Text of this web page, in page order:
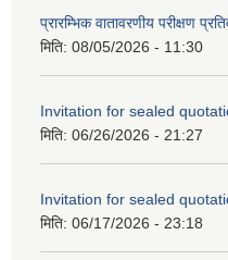
प्रारम्भिक वातावरणीय परीक्षण
मिति: 08/05/2026 - 11:30
Invitation for sealed
मिति: 06/26/2026 - 21:27
Invitation for sealed
मिति: 06/17/2026 - 23:18